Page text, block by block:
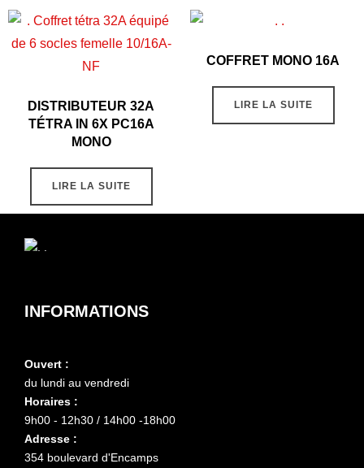
DISTRIBUTEUR 32A
TÉTRA IN 6X PC16A
MONO
LIRE LA SUITE
COFFRET MONO 16A
LIRE LA SUITE
INFORMATIONS
Ouvert :
du lundi au vendredi
Horaires :
9h00 - 12h30 / 14h00 -18h00
Adresse :
354 boulevard d'Encamps